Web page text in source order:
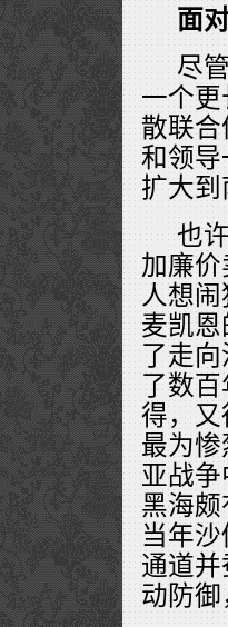
面
尽
一个
散联
和领导
扩大
也
加廉
人想
麦凯
了走
了数
得，又
最为
亚战
黑海
当年
通道
动防